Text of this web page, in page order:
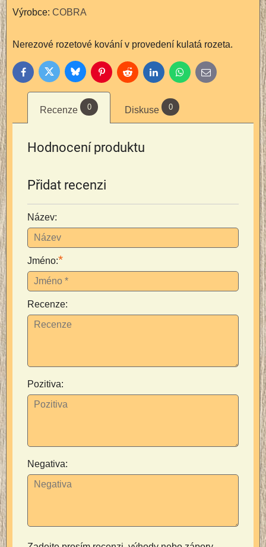
Výrobce: COBRA
Nerezové rozetové kování v provedení kulatá rozeta.
FacebookTwitter BlueskyPinterestReddit LinkedInWhatsApp
E-
mail
Recenze 0 Diskuse 0
Hodnocení produktu
Přidat recenzi
Název:
Jméno:*
Recenze:
Pozitiva:
Negativa: